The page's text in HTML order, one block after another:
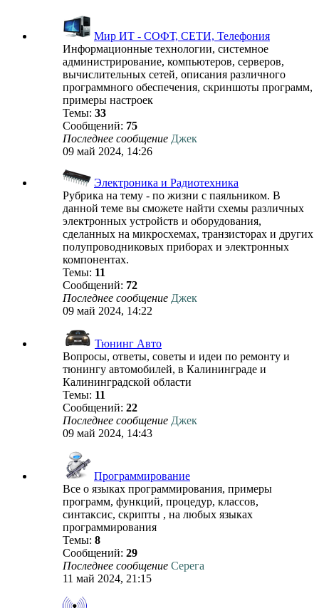
Мир ИТ - СОФТ, СЕТИ, Телефония
Информационные технологии, системное
администрирование, компьютеров, серверов,
вычислительных сетей, описания различного
программного обеспечения, скриншоты программ,
примеры настроек
Темы: 33
Сообщений: 75
Последнее сообщение Джек
09 май 2024, 14:26
Электроника и Радиотехника
Рубрика на тему - по жизни с паяльником. В
данной теме вы сможете найти схемы различных
электронных устройств и оборудования,
сделанных на микросхемах, транзисторах и других
полупроводниковых приборах и электронных
компонентах.
Темы: 11
Сообщений: 72
Последнее сообщение Джек
09 май 2024, 14:22
Тюнинг Авто
Вопросы, ответы, советы и идеи по ремонту и
тюнингу автомобилей, в Калининграде и
Калининградской области
Темы: 11
Сообщений: 22
Последнее сообщение Джек
09 май 2024, 14:43
Программирование
Все о языках программирования, примеры
программ, функций, процедур, классов,
синтаксис, скрипты , на любых языках
программирования
Темы: 8
Сообщений: 29
Последнее сообщение Серега
11 май 2024, 21:15